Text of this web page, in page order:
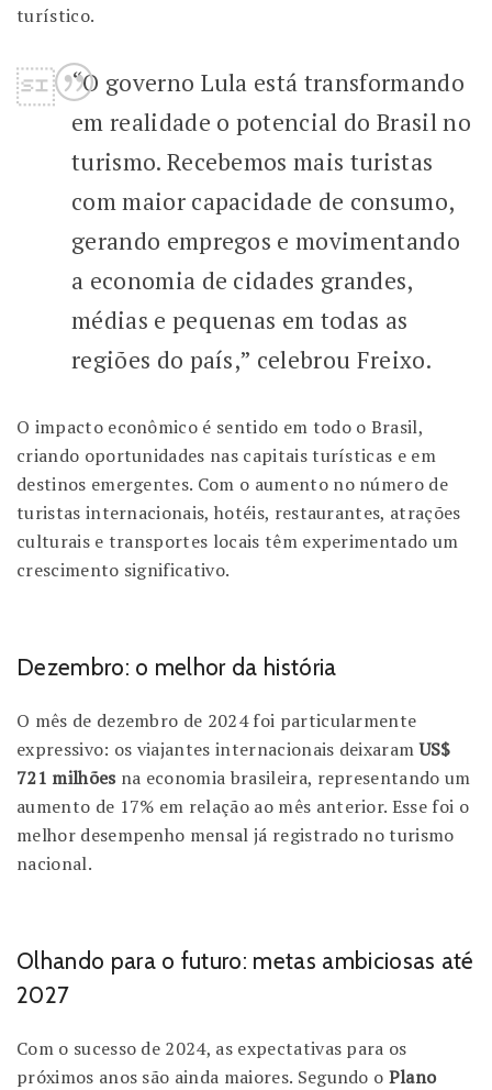
turístico.
“O governo Lula está transformando
em realidade o potencial do Brasil no
turismo. Recebemos mais turistas
com maior capacidade de consumo,
gerando empregos e movimentando
a economia de cidades grandes,
médias e pequenas em todas as
regiões do país,” celebrou Freixo.
O impacto econômico é sentido em todo o Brasil,
criando oportunidades nas capitais turísticas e em
destinos emergentes. Com o aumento no número de
turistas internacionais, hotéis, restaurantes, atrações
culturais e transportes locais têm experimentado um
crescimento significativo.
Dezembro: o melhor da história
O mês de dezembro de 2024 foi particularmente
expressivo: os viajantes internacionais deixaramUS$
721 milhõesna economia brasileira, representando um
aumento de 17% em relação ao mês anterior. Esse foi o
melhor desempenho mensal já registrado no turismo
nacional.
Olhando para o futuro: metas ambiciosas até
2027
Com o sucesso de 2024, as expectativas para os
próximos anos são ainda maiores. Segundo o Plano